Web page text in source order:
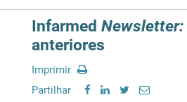
Infarmed Newsletter:
anteriores
Imprimir
Partilhar